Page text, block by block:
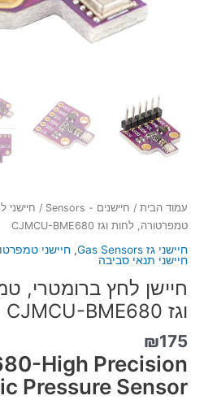
עמוד הבית / חיישנים - Sensors / חיישני
טמפרטורה, לחות וגז CJMCU-BME680
חיישני גז Gas Sensors , חיישני
חיישני תנאי סביבה
חיישן לחץ ברומטרי,
וגז CJMCU-BME680
₪175
High Precision
Pressure Sensor